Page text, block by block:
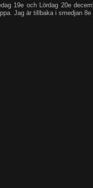
19e och Lördag 20e
Jag är tillbaka i smedjan